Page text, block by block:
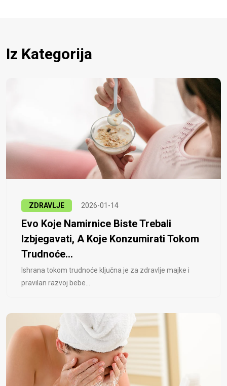
Iz Kategorija
ZDRAVLJE 2026-01-14
Evo Koje Namirnice Biste Trebali
Izbjegavati, A Koje Konzumirati Tokom
Trudnoće...
Ishrana tokom trudnoće ključna je za zdravlje majke i
pravilan razvoj bebe...